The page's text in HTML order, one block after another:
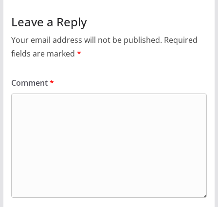
Leave a Reply
Your email address will not be published. Required
fields are marked *
Comment*